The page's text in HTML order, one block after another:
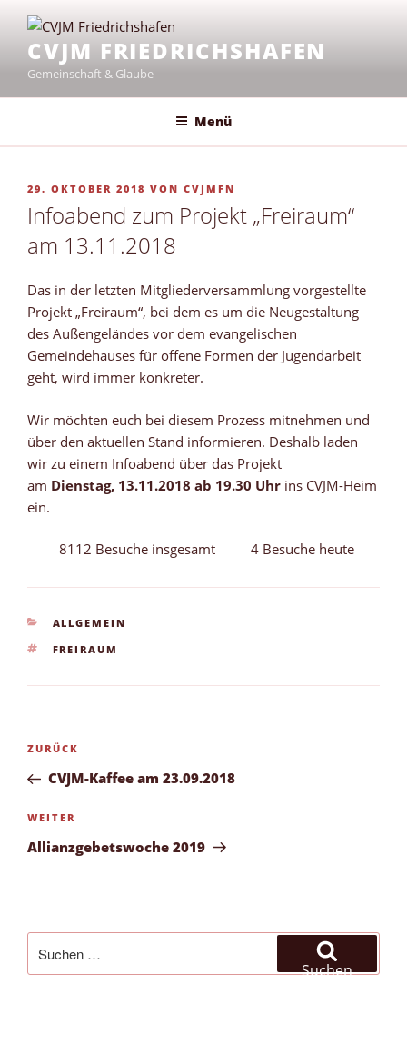
Inhalt
springenCVJM FRIEDRICHSHAFEN
Gemeinschaft & Glaube
Menü
VERÖFFENTLICHT
29. OKTOBER 2018 VON CVJMFN
Infoabend zum Projekt „Freiraum“
am 13.11.2018
Das in der letzten Mitgliederversammlung vorgestellte
Projekt „Freiraum“, bei dem es um die Neugestaltung
des Außengeländes vor dem evangelischen
Gemeindehauses für offene Formen der Jugendarbeit
geht, wird immer konkreter.
Wir möchten euch bei diesem Prozess mitnehmen und
über den aktuellen Stand informieren. Deshalb laden
wir zu einem Infoabend über das Projekt
am Dienstag, 13.11.2018 ab 19.30 Uhr ins CVJM-Heim
ein.
8112 Besuche insgesamt 4 Besuche heute
KATEGORIEN
ALLGEMEIN
SCHLAGWÖRTER
FREIRAUM
Beitragsnavigation
Vorheriger
Beitrag
ZURÜCK
CVJM-Kaffee am 23.09.2018
Nächster
Beitrag
WEITER
Allianzgebetswoche 2019
nach:
Suchen